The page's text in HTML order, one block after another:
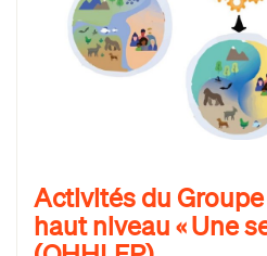
Activités du Groupe
haut niveau « Une